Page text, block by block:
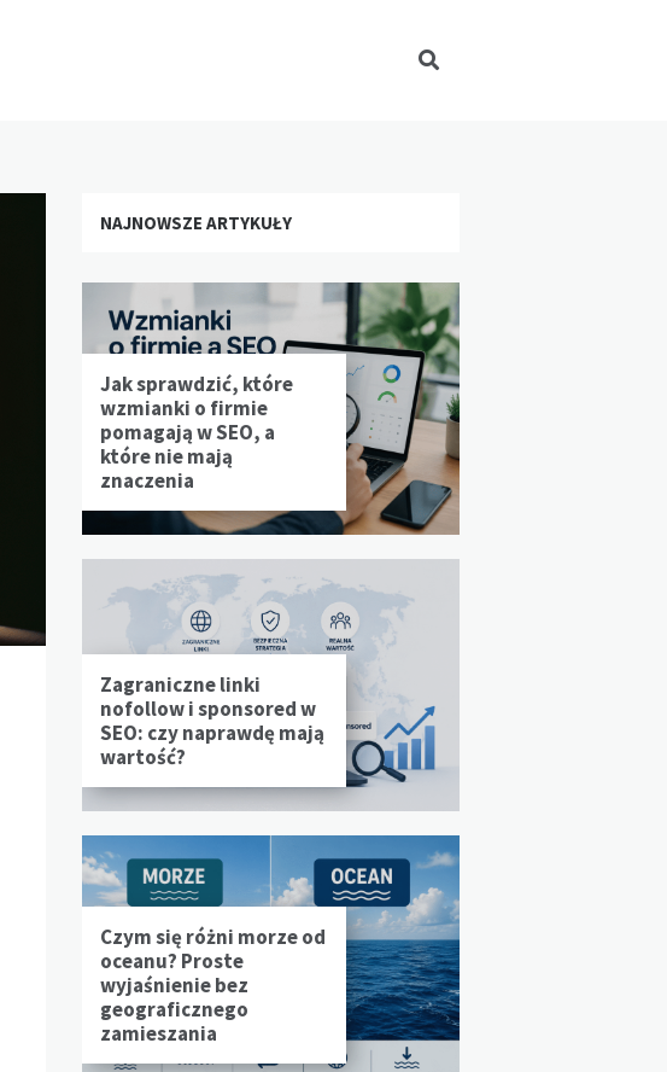
NAJNOWSZE ARTYKUŁY
Jak sprawdzić, które
wzmianki o firmie
pomagają w SEO, a
które nie mają
znaczenia
Zagraniczne linki
nofollow i sponsored w
SEO: czy naprawdę mają
wartość?
Czym się różni morze od
oceanu? Proste
wyjaśnienie bez
geograficznego
zamieszania